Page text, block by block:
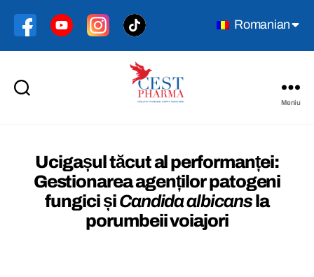
Romanian
Meniu
Ucigașul tăcut al performanței:
Gestionarea agenților patogeni
fungici șiCandida albicansla
porumbeii voiajori